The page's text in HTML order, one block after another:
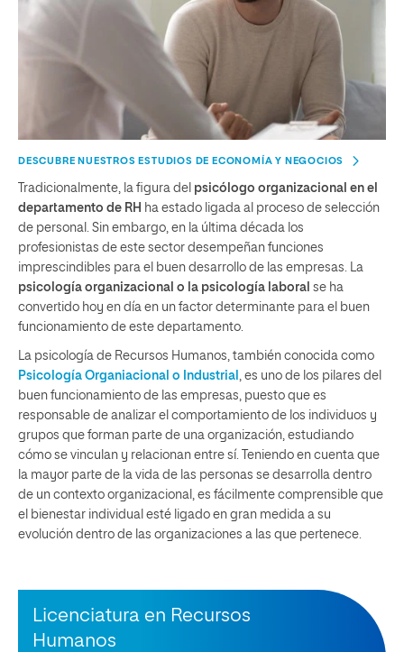
DESCUBRE NUESTROS ESTUDIOS DE ECONOMÍA Y NEGOCIOS
Tradicionalmente, la figura del psicólogo organizacional en el
departamento de RH ha estado ligada al proceso de selección
de personal. Sin embargo, en la última década los
profesionistas de este sector desempeñan funciones
imprescindibles para el buen desarrollo de las empresas. La
psicología organizacional o la psicología laboral se ha
convertido hoy en día en un factor determinante para el buen
funcionamiento de este departamento.
La psicología de Recursos Humanos, también conocida como
Psicología Organiacional o Industrial
, es uno de los pilares del
buen funcionamiento de las empresas, puesto que es
responsable de analizar el comportamiento de los individuos y
grupos que forman parte de una organización, estudiando
cómo se vinculan y relacionan entre sí. Teniendo en cuenta que
la mayor parte de la vida de las personas se desarrolla dentro
de un contexto organizacional, es fácilmente comprensible que
el bienestar individual esté ligado en gran medida a su
evolución dentro de las organizaciones a las que pertenece.
Licenciatura en Recursos
Humanos